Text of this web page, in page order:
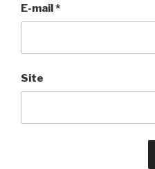
E-mail*
Site